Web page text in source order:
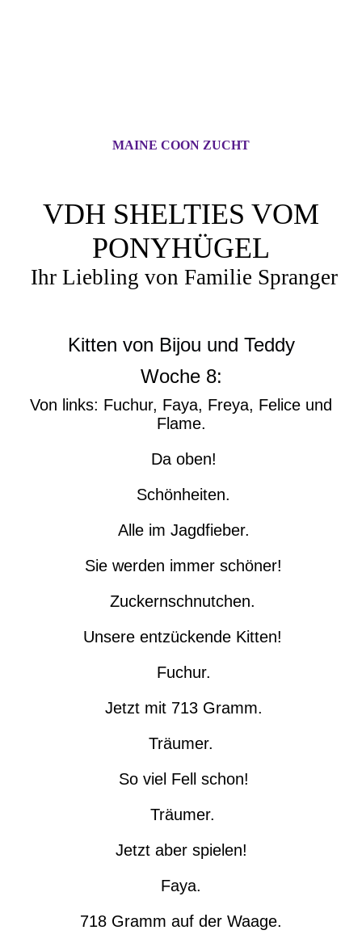
MAINE COON ZUCHT
VDH SHELTIES VOM
PONYHÜGEL
Ihr Liebling von Familie Spranger
Kitten von Bijou und Teddy
Woche 8:
Von links: Fuchur, Faya, Freya, Felice und
Flame.
Da oben!
Schönheiten.
Alle im Jagdfieber.
Sie werden immer schöner!
Zuckernschnutchen.
Unsere entzückende Kitten!
Fuchur.
Jetzt mit 713 Gramm.
Träumer.
So viel Fell schon!
Träumer.
Jetzt aber spielen!
Faya.
718 Gramm auf der Waage.